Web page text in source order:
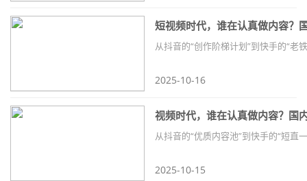
2025-10-16
视频时代，谁在认真做内容？国
2025-10-15